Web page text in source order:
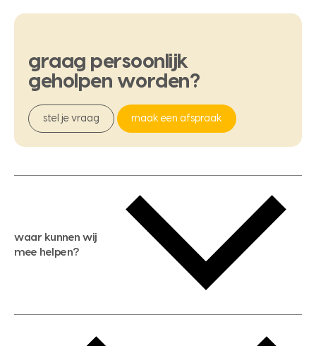
graag persoonlijk
geholpen worden?
stel je vraag maak een afspraak
waar kunnen wij
mee helpen?